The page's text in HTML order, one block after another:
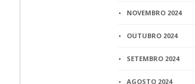
NOVEMBRO 2024
OUTUBRO 2024
SETEMBRO 2024
AGOSTO 2024